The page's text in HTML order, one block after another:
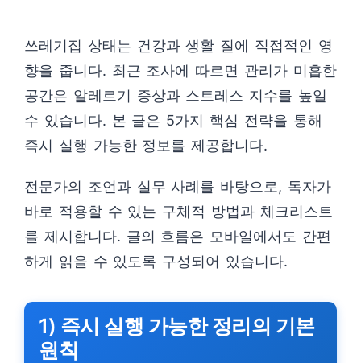
쓰레기집 상태는 건강과 생활 질에 직접적인 영
향을 줍니다. 최근 조사에 따르면 관리가 미흡한
공간은 알레르기 증상과 스트레스 지수를 높일
수 있습니다. 본 글은 5가지 핵심 전략을 통해
즉시 실행 가능한 정보를 제공합니다.
전문가의 조언과 실무 사례를 바탕으로, 독자가
바로 적용할 수 있는 구체적 방법과 체크리스트
를 제시합니다. 글의 흐름은 모바일에서도 간편
하게 읽을 수 있도록 구성되어 있습니다.
1) 즉시 실행 가능한 정리의 기본
원칙